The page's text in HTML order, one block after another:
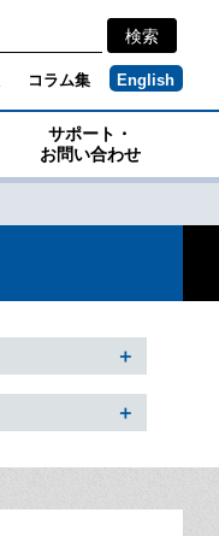
コラム集 English
サポート・
お問い合わせ